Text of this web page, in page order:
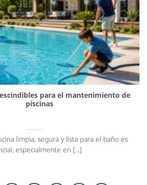
para el mantenimiento de
piscinas
limpia, segura y lista para el baño es
especialmente en [...]